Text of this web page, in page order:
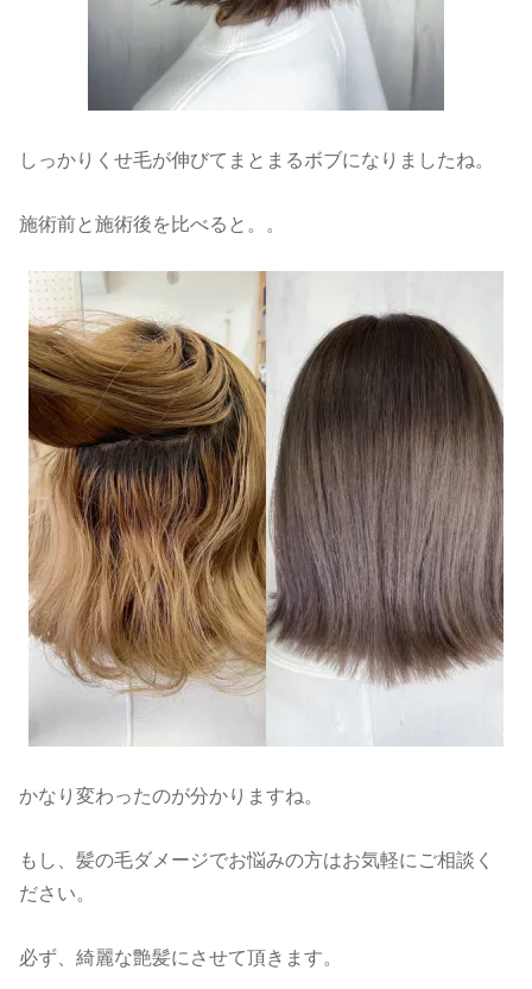
しっかりくせ毛が伸びてまとまるボブになりましたね。
施術前と施術後を比べると。。
かなり変わったのが分かりますね。
もし、髪の毛ダメージでお悩みの方はお気軽にご相談く
ださい。
必ず、綺麗な艶髪にさせて頂きます。